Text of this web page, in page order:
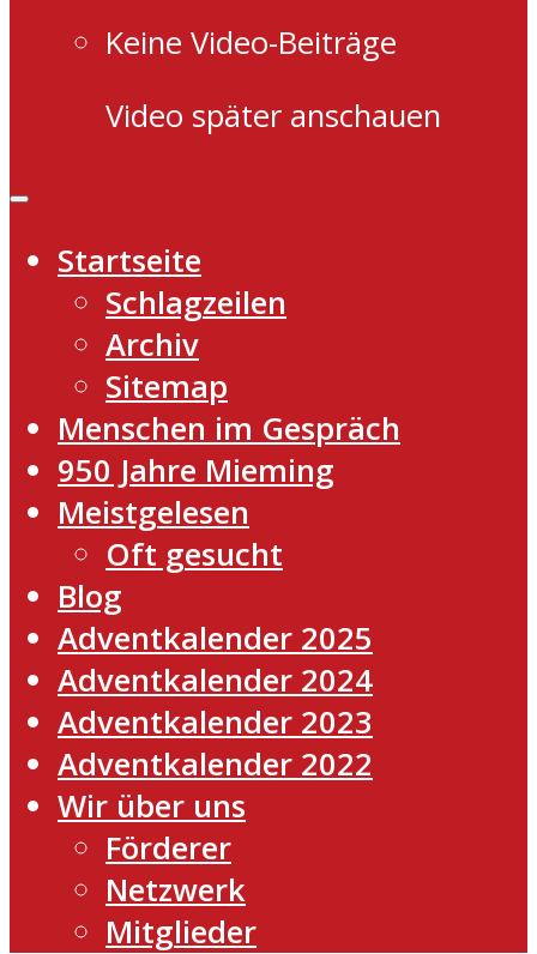
Keine Video-Beiträge
Video später anschauen
Startseite
Schlagzeilen
Archiv
Sitemap
Menschen im Gespräch
950 Jahre Mieming
Meistgelesen
Oft gesucht
Blog
Adventkalender 2025
Adventkalender 2024
Adventkalender 2023
Adventkalender 2022
Wir über uns
Förderer
Netzwerk
Mitglieder